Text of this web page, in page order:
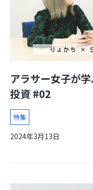
アラサー女子が
投資 #02
特集
2024年3月13日